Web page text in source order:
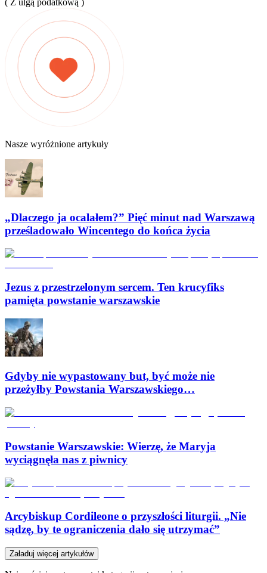
Nasze wyróżnione artykuły
„Dlaczego ja ocalałem?” Pięć minut nad Warszawą
prześladowało Wincentego do końca życia
Jezus z przestrzelonym sercem. Ten krucyfiks
pamięta powstanie warszawskie
Gdyby nie wypastowany but, być może nie
przeżyłby Powstania Warszawskiego…
Powstanie Warszawskie: Wierzę, że Maryja
wyciągnęła nas z piwnicy
Arcybiskup Cordileone o przyszłości liturgii. „Nie
sądzę, by te ograniczenia dało się utrzymać”
Załaduj więcej artykułów